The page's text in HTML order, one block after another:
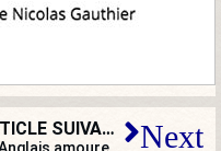
ARTICLE SUIVANT Next